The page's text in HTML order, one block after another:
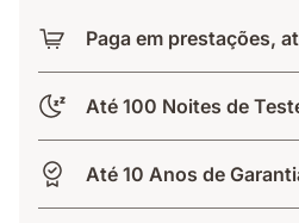
Paga em prestações,
Até 100 Noites de
Até 10 Anos de